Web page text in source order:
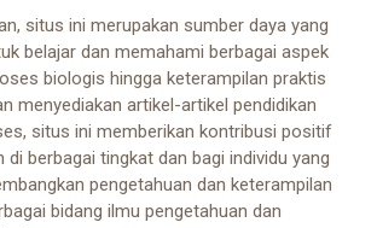
situs ini merupakan sumber daya yang
belajar dan memahami berbagai aspek
biologis hingga keterampilan praktis
menyediakan artikel-artikel pendidikan
situs ini memberikan kontribusi positif
di berbagai tingkat dan bagi individu yang
pengetahuan dan keterampilan
bidang ilmu pengetahuan dan